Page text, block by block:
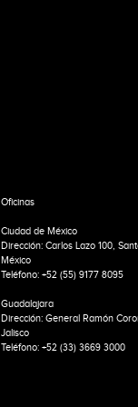
Oficinas
Ciudad de México
Dirección: Carlos Lazo 100,
México
Teléfono: +52 (55) 9177 8095
Guadalajara
Dirección: General Ramón
Jalisco
Teléfono: +52 (33) 3669 3000